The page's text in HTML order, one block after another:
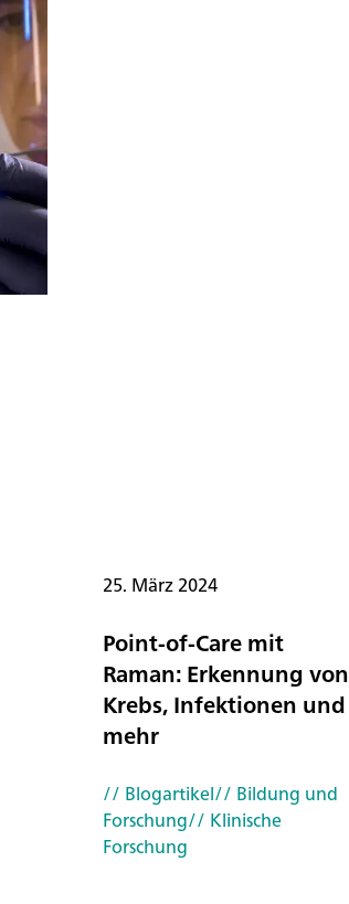
25. März 2024
Point-of-Care mit
Raman: Erkennung von
Krebs, Infektionen und
mehr
// Blogartikel// Bildung und
Forschung// Klinische
Forschung